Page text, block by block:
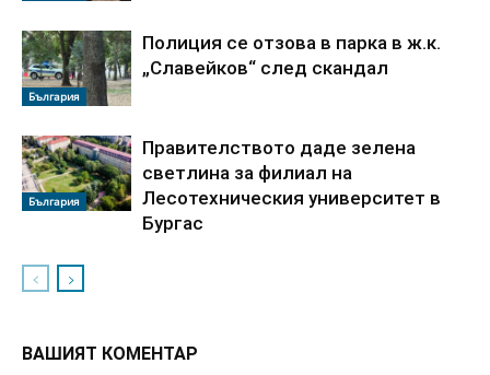
България
Полиция се отзова в парка в ж.к.
„Славейков“ след скандал
България
Правителството даде зелена
светлина за филиал на
Лесотехническия университет в
Бургас
ВАШИЯТ КОМЕНТАР